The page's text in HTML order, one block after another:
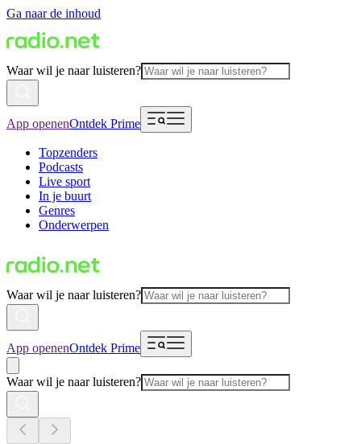
Ga naar de inhoud
Waar wil je naar luisteren?
App openenOntdek Prime
Topzenders
Podcasts
Live sport
In je buurt
Genres
Onderwerpen
Waar wil je naar luisteren?
App openenOntdek Prime
Waar wil je naar luisteren?